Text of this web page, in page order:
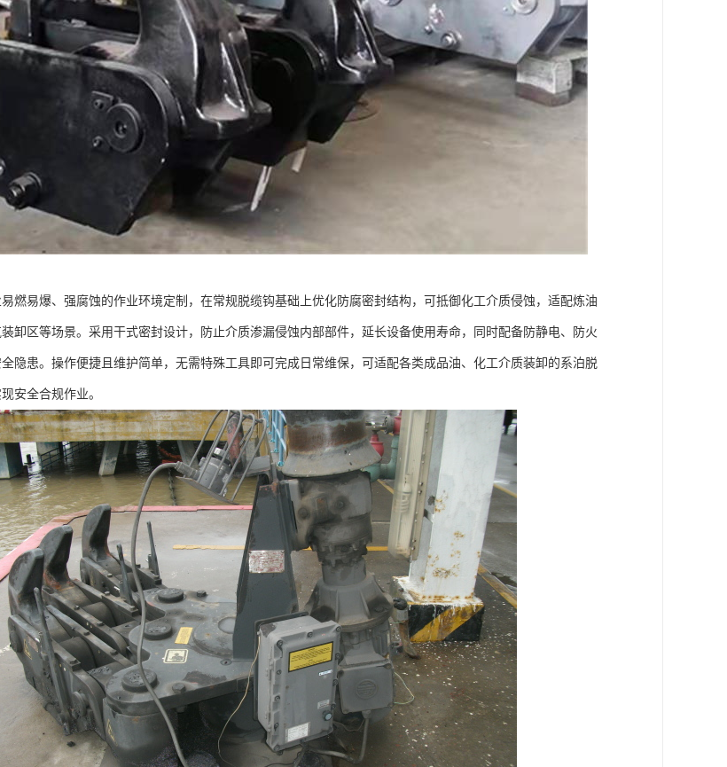
燃易爆、强腐蚀的作业环境定制，在常规脱缆钩基础上优化防腐密封结构，可抵御化工介质侵蚀，适配炼油
卸区等场景。采用干式密封设计，防止介质渗漏侵蚀内部部件，延长设备使用寿命，同时配备防静电、防火
隐患。操作便捷且维护简单，无需特殊工具即可完成日常维保，可适配各类成品油、化工介质装卸的系泊脱
安全合规作业。